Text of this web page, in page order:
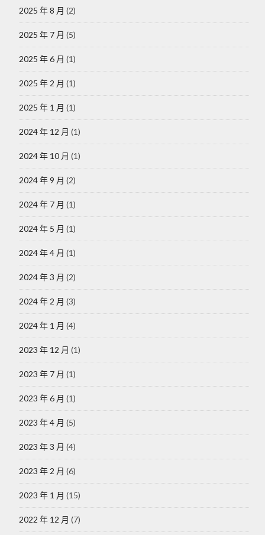
2025 年 8 月 (2)
2025 年 7 月 (5)
2025 年 6 月 (1)
2025 年 2 月 (1)
2025 年 1 月 (1)
2024 年 12 月 (1)
2024 年 10 月 (1)
2024 年 9 月 (2)
2024 年 7 月 (1)
2024 年 5 月 (1)
2024 年 4 月 (1)
2024 年 3 月 (2)
2024 年 2 月 (3)
2024 年 1 月 (4)
2023 年 12 月 (1)
2023 年 7 月 (1)
2023 年 6 月 (1)
2023 年 4 月 (5)
2023 年 3 月 (4)
2023 年 2 月 (6)
2023 年 1 月 (15)
2022 年 12 月 (7)